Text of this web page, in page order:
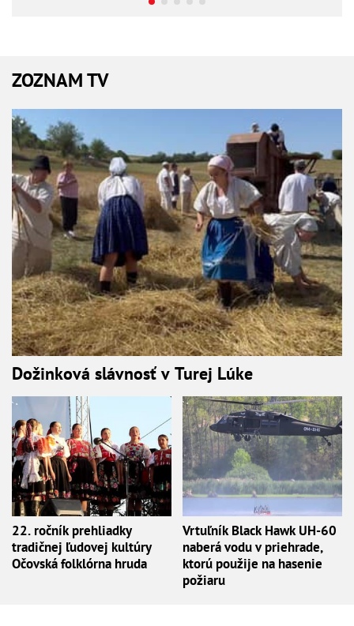
ZOZNAM TV
Dožinková slávnosť v Turej Lúke
22. ročník prehliadky
tradičnej ľudovej kultúry
Očovská folklórna hruda
Vrtuľník Black Hawk UH-60
naberá vodu v priehrade,
ktorú použije na hasenie
požiaru